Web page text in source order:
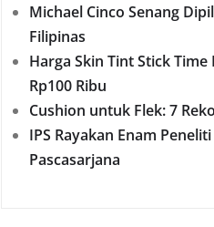
Michael Cinco Senang
Filipinas
Harga Skin Tint Stick
Rp100 Ribu
Cushion untuk Flek: 7
IPS Rayakan Enam
Pascasarjana